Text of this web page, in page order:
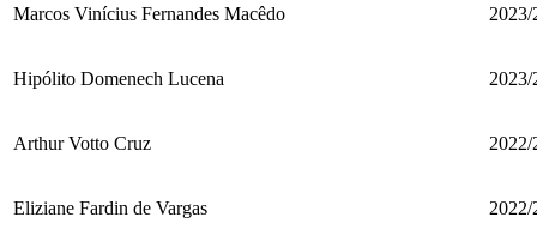
Marcos Vinícius Fernandes Macêdo 2023/
Hipólito Domenech Lucena 2023/
Arthur Votto Cruz 2022/
Eliziane Fardin de Vargas 2022/